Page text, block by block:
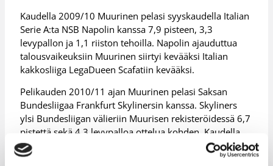
Kaudella 2009/10 Muurinen pelasi syyskaudella Italian
Serie A:ta NSB Napolin kanssa 7,9 pisteen, 3,3
levypallon ja 1,1 riiston tehoilla. Napolin ajauduttua
talousvaikeuksiin Muurinen siirtyi kevääksi Italian
kakkosliiga LegaDueen Scafatiin kevääksi.
Pelikauden 2010/11 ajan Muurinen pelasi Saksan
Bundesliigaa Frankfurt Skylinersin kanssa. Skyliners
ylsi Bundesliigan välieriin Muurisen rekisteröidessä 6,7
pistettä sekä 4,3 levypalloa ottelua kohden. Kaudella
2011/2012 Muurinen pelasi Korisliigaa pronssijoukkue
ToPon kanssa 10,1 pisteen, 5,4 levypallon ja 1,3